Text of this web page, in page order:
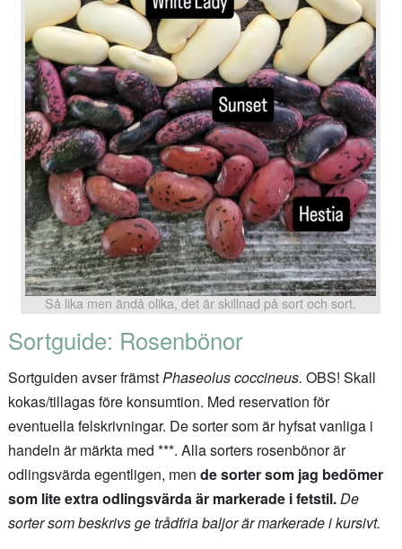
Så lika men ändå olika, det är skillnad på sort och sort.
Sortguide: Rosenbönor
Sortguiden avser främstPhaseolus coccineus. OBS! Skall
kokas/tillagas före konsumtion. Med reservation för
eventuella felskrivningar. De sorter som är hyfsat vanliga i
handeln är märkta med ***. Alla sorters rosenbönor är
odlingsvärda egentligen, men de sorter som jag bedömer
som lite extra odlingsvärda är markerade i fetstil.De
sorter som beskrivs ge trådfria baljor är markerade i kursivt.